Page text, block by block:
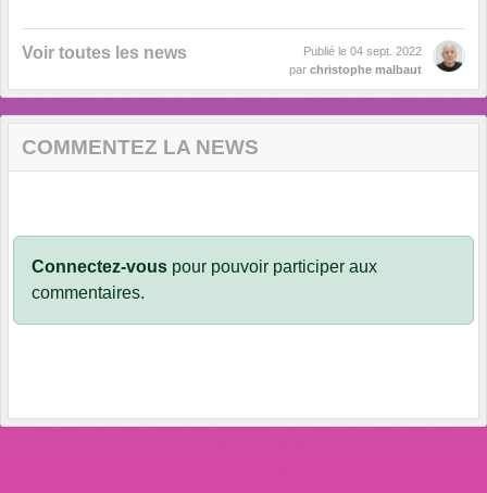
Voir toutes les news Publié le 04 sept. 2022
par christophe malbaut
COMMENTEZ LA NEWS
Connectez-vous pour pouvoir participer aux
commentaires.